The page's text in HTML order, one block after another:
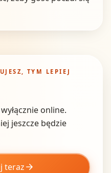
TYM LEPIEJ
online.
jeszcze będzie
teraz